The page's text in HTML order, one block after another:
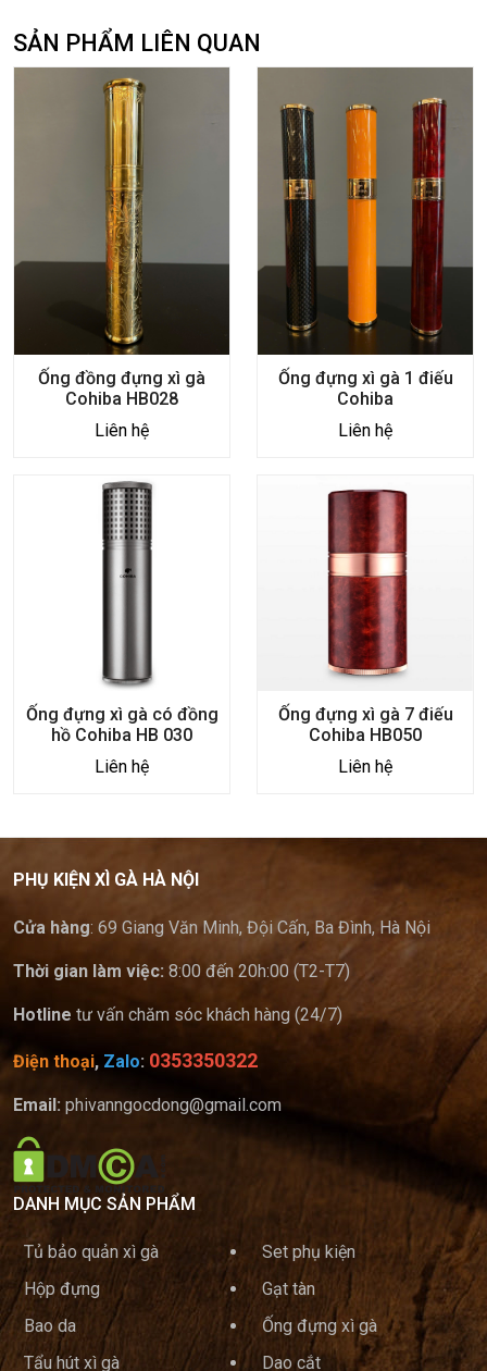
SẢN PHẨM LIÊN QUAN
Ống đồng đựng xì gà
Cohiba HB028
Liên hệ
Ống đựng xì gà 1 điếu
Cohiba
Liên hệ
Ống đựng xì gà có đồng
hồ Cohiba HB 030
Liên hệ
Ống đựng xì gà 7 điếu
Cohiba HB050
Liên hệ
PHỤ KIỆN XÌ GÀ HÀ NỘI
Cửa hàng: 69 Giang Văn Minh, Đội Cấn, Ba Đình, Hà Nội
Thời gian làm việc: 8:00 đến 20h:00 (T2-T7)
Hotline tư vấn chăm sóc khách hàng (24/7)
Điện thoại, Zalo: 0353350322
Email: phivanngocdong@gmail.com
DANH MỤC SẢN PHẨM
Tủ bảo quản xì gà
Set phụ kiện
Hộp đựng
Gạt tàn
Bao da
Ống đựng xì gà
Tẩu hút xì gà
Dao cắt